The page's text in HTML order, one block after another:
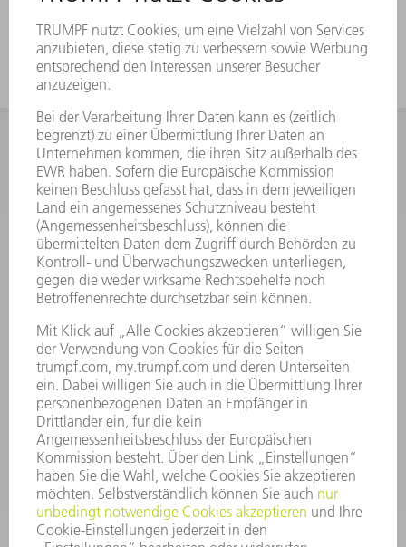
INFORMATION
Häufig gestellte Fragen
Allgemeine Geschäftsbedingungen
KONTAKT
Kundenbetreuung TRUMPF Werkzeugmaschinen
+49 7156 303 33222
Mo - Fr: 07:30 - 17:30 Uhr
Erweiterte Rufbereitschaft per Service App Mo - Fr:
06:30 - 20.00 Uhr Sa: 07:00 - 12:00 Uhr
Kundenbetreuung@trumpf.com
KONTAKT
Service TRUMPF Lasertechnik
+49 7156 303 37444
Mo - Fr: 07:30 - 18:00 Uhr
Additive Manufacturing 07:30 - 17:30 Uhr
spareparts.tld@trumpf.com